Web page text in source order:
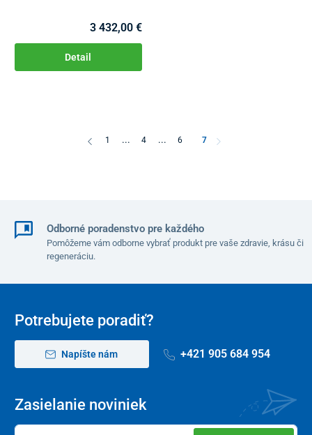
3 432,00 €
Detail
1 ... 4 ... 6 7
Odborné poradenstvo pre každého
Pomôžeme vám odborne vybrať produkt pre vaše zdravie, krásu či
regeneráciu.
Potrebujete poradiť?
Napíšte nám +421 905 684 954
Zasielanie noviniek